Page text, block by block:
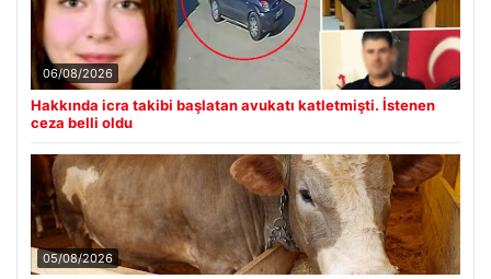
06/08/2026
Hakkında icra takibi başlatan avukatı katletmişti. İstenen
ceza belli oldu
05/08/2026